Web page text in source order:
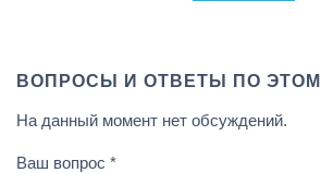
ВОПРОСЫ И ОТВЕТЫ ПО
На данный момент нет обсуждений.
Ваш вопрос *